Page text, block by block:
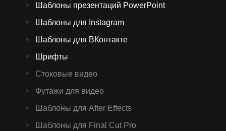
Шаблоны презентаций PowerPoint
Шаблоны для Instagram
Шаблоны для ВКонтакте
Шрифты
Стоковые видео
Футажи для видео
Шаблоны для After Effects
Шаблоны для Final Cut Pro